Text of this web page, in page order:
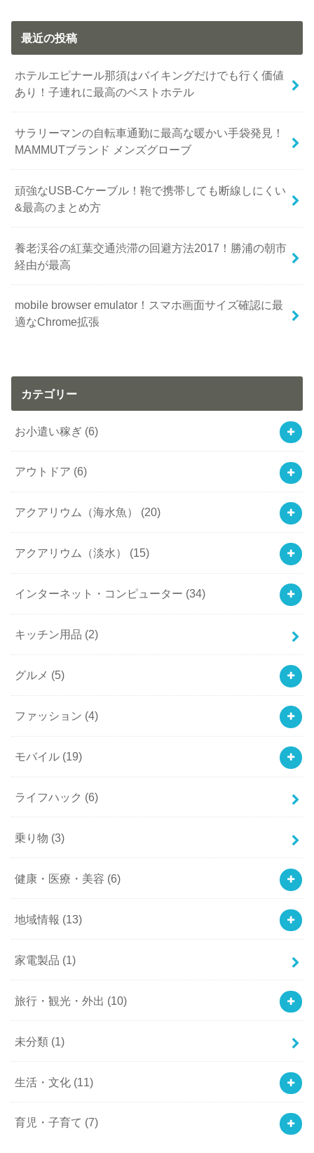
最近の投稿
ホテルエピナール那須はバイキングだけでも行く価値
あり！子連れに最高のベストホテル
サラリーマンの自転車通勤に最高な暖かい手袋発見！
MAMMUTブランド メンズグローブ
頑強なUSB-Cケーブル！鞄で携帯しても断線しにくい
&最高のまとめ方
養老渓谷の紅葉交通渋滞の回避方法2017！勝浦の朝市
経由が最高
mobile browser emulator！スマホ画面サイズ確認に最
適なChrome拡張
カテゴリー
お小遣い稼ぎ (6)
アウトドア (6)
アクアリウム（海水魚） (20)
アクアリウム（淡水） (15)
インターネット・コンピューター (34)
キッチン用品 (2)
グルメ (5)
ファッション (4)
モバイル (19)
ライフハック (6)
乗り物 (3)
健康・医療・美容 (6)
地域情報 (13)
家電製品 (1)
旅行・観光・外出 (10)
未分類 (1)
生活・文化 (11)
育児・子育て (7)